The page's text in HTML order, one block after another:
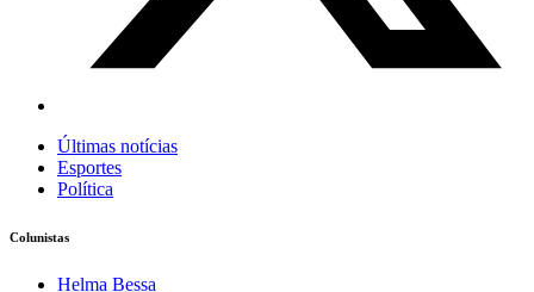
Últimas notícias
Esportes
Política
Colunistas
Helma Bessa